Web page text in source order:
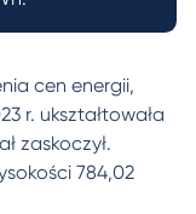
cen energii,
r. ukształtowała
zaskoczył.
784,02